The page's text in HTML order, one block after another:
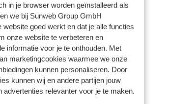
in je browser worden geïnstalleerd als
we bij Sunweb Group GmbH
goed werkt en dat je alle functies
onze website te verbeteren en
informatie voor je te onthouden. Met
marketingcookies waarmee we onze
kunnen personaliseren. Door
kunnen wij en andere partijen jouw
advertenties relevanter voor je te maken.
en mag je alles betalen. Eten is
Als je na een uur van opening
is het een grote puinhoop op
Slecht bijhouden van
al op. Ligging is oke maar
net iets meer uitgeven om
te liggen. Entertainment is